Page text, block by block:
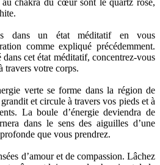
dans un état méditatif en vous
comme expliqué précédemment.
cet état méditatif, concentrez-vous
travers votre corps.
verte se forme dans la région de
et circule à travers vos pieds et à
La boule d’énergie deviendra de
dans le sens des aiguilles d’une
que vous prendrez.
d’amour et de compassion. Lâchez